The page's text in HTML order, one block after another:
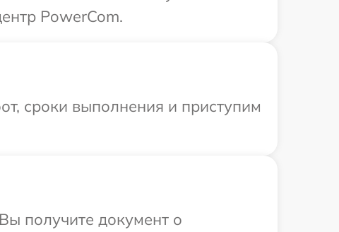
PowerCom.
сроки выполнения и приступим
получите документ о